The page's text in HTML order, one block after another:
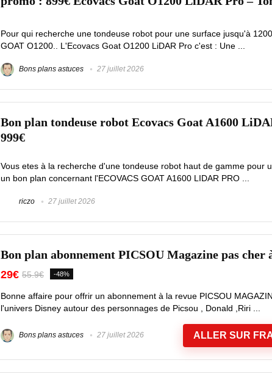
Pour qui recherche une tondeuse robot pour une surface jusqu'à
GOAT O1200.. L'Ecovacs Goat O1200 LiDAR Pro c'est : Une ...
Bons plans astuces 27 juillet 2026
Bon plan tondeuse robot Ecovacs Goat A1600
999€
Vous etes à la recherche d'une tondeuse robot haut de gamme pour
un bon plan concernant l'ECOVACS GOAT A1600 LIDAR PRO ...
riczo 27 juillet 2026
Bon plan abonnement PICSOU Magazine pas cher
29€ 55.9€ -48%
Bonne affaire pour offrir un abonnement à la revue PICSOU
l'univers Disney autour des personnages de Picsou , Donald ,Riri ...
Bons plans astuces 27 juillet 2026 ALLER SUR